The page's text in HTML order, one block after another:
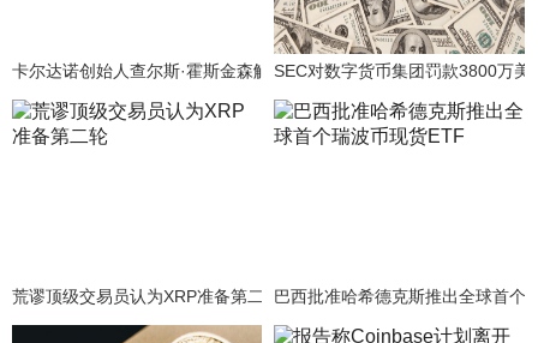
卡尔达诺创始人查尔斯·霍斯金森触发社区讨论 推出所有模因币之父
SEC对数字货币集团罚款3800万
荒谬顶级交易员认为XRP准备第二轮巴西批准哈希德克斯推出全球首个